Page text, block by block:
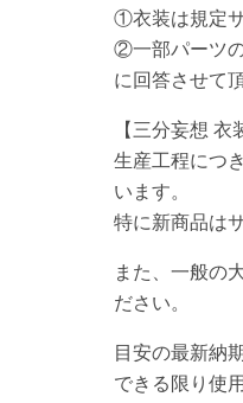
①衣装は規定
②一部パーツ
に回答させて
【三分妄想 衣
生産工程につ
います。
特に新商品は
また、一般の
ださい。
目安の最新納
できる限り使